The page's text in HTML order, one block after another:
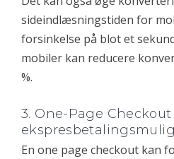
sideindlæsningstiden for
forsinkelse på blot et
mobiler kan reducere
%.
3. One-Page Checkout
En one page checkout kan